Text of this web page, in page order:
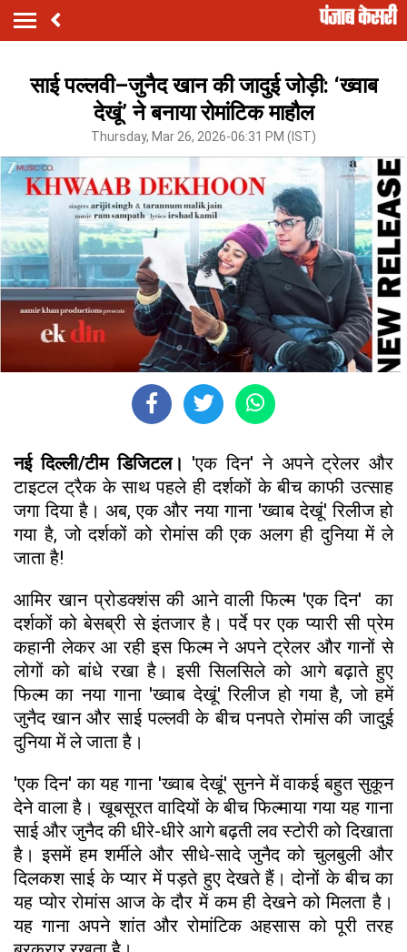
साई पल्लवी–जुनैद खान की जादुई जोड़ी: ‘ख्वाब
देखूं’ ने बनाया रोमांटिक माहौल
Thursday, Mar 26, 2026-06:31 PM (IST)
नई दिल्ली/टीम डिजिटल। 'एक दिन' ने अपने ट्रेलर और
टाइटल ट्रैक के साथ पहले ही दर्शकों के बीच काफी उत्साह
जगा दिया है। अब, एक और नया गाना 'ख्वाब देखूं' रिलीज हो
गया है, जो दर्शकों को रोमांस की एक अलग ही दुनिया में ले
जाता है!
आमिर खान प्रोडक्शंस की आने वाली फिल्म 'एक दिन' का
दर्शकों को बेसब्री से इंतजार है। पर्दे पर एक प्यारी सी प्रेम
कहानी लेकर आ रही इस फिल्म ने अपने ट्रेलर और गानों से
लोगों को बांधे रखा है। इसी सिलसिले को आगे बढ़ाते हुए
फिल्म का नया गाना 'ख्वाब देखूं' रिलीज हो गया है, जो हमें
जुनैद खान और साई पल्लवी के बीच पनपते रोमांस की जादुई
दुनिया में ले जाता है।
​'एक दिन' का यह गाना 'ख्वाब देखूं' सुनने में वाकई बहुत सुकून
देने वाला है। खूबसूरत वादियों के बीच फिल्माया गया यह गाना
साई और जुनैद की धीरे-धीरे आगे बढ़ती लव स्टोरी को दिखाता
है। इसमें हम शर्मीले और सीधे-सादे जुनैद को चुलबुली और
दिलकश साई के प्यार में पड़ते हुए देखते हैं। दोनों के बीच का
यह प्योर रोमांस आज के दौर में कम ही देखने को मिलता है।
यह गाना अपने शांत और रोमांटिक अहसास को पूरी तरह